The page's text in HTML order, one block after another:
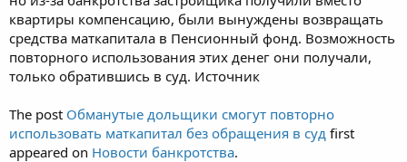
квартиры компенсацию, были вынуждены возвращать
средства маткапитала в Пенсионный фонд. Возможность
повторного использования этих денег они получали,
только обратившись в суд. Источник
The post Обманутые дольщики смогут повторно
использовать маткапитал без обращения в суд first
appeared on Новости банкротства.